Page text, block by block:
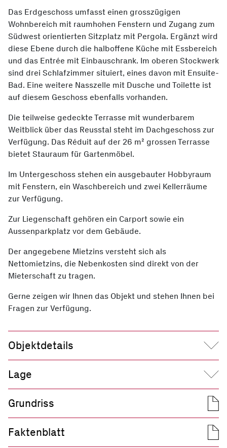
Das Erdgeschoss umfasst einen grosszügigen
Wohnbereich mit raumhohen Fenstern und Zugang zum
Südwest orientierten Sitzplatz mit Pergola. Ergänzt wird
diese Ebene durch die halboffene Küche mit Essbereich
und das Entrée mit Einbauschrank. Im oberen Stockwerk
sind drei Schlafzimmer situiert, eines davon mit Ensuite-
Bad. Eine weitere Nasszelle mit Dusche und Toilette ist
auf diesem Geschoss ebenfalls vorhanden.
Die teilweise gedeckte Terrasse mit wunderbarem
Weitblick über das Reusstal steht im Dachgeschoss zur
Verfügung. Das Réduit auf der 26 m² grossen Terrasse
bietet Stauraum für Gartenmöbel.
Im Untergeschoss stehen ein ausgebauter Hobbyraum
mit Fenstern, ein Waschbereich und zwei Kellerräume
zur Verfügung.
Zur Liegenschaft gehören ein Carport sowie ein
Aussenparkplatz vor dem Gebäude.
Der angegebene Mietzins versteht sich als
Nettomietzins, die Nebenkosten sind direkt von der
Mieterschaft zu tragen.
Gerne zeigen wir Ihnen das Objekt und stehen Ihnen bei
Fragen zur Verfügung.
Objektdetails
Zimmer
5.5
Gartenfläche
Grundstücksfläche
Nettowohnfläche
Lage
Heitersbergs zwischen den Flüssen Limmat und Reuss.
Oberrohrdorf hat rund 4’270 Einwohner:innen und bietet
eine hohe Lebensqualität. Mit einem Steuerfuss von 85
% ist sie eine der steuergünstigen Gemeinden im Kanton
Grundriss
Faktenblatt